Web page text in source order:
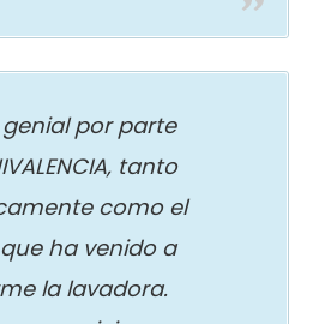
por parte
tanto
como el
ha venido a
la lavadora.